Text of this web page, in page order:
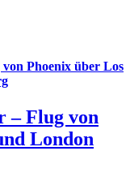
Phoenix über Los
– Flug von
London